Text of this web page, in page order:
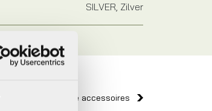
SILVER, Zilver
Bekijk alle accessoires